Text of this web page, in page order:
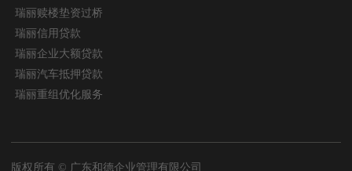
瑞丽赎楼垫资过桥
瑞丽信用贷款
瑞丽企业大额贷款
瑞丽汽车抵押贷款
瑞丽重组优化服务
版权所有 © 广东和德企业管理有限公司